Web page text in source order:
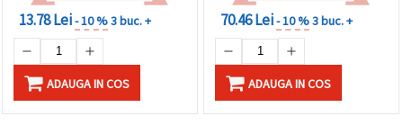
13.78 Lei- 10 %3 buc. +
ADAUGA IN COS
70.46 Lei- 10 %3 buc. +
ADAUGA IN COS